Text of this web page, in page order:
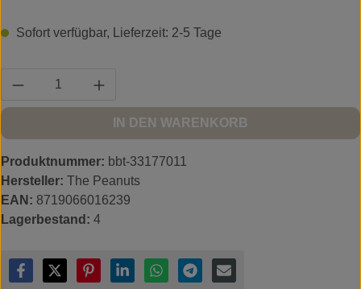
Sofort verfügbar, Lieferzeit: 2-5 Tage
Produkt Anzahl: Gib den gewünschten Wert
IN DEN WARENKORB
Produktnummer: bbt-33177011
Hersteller: The Peanuts
EAN: 8719066016239
Lagerbestand: 4